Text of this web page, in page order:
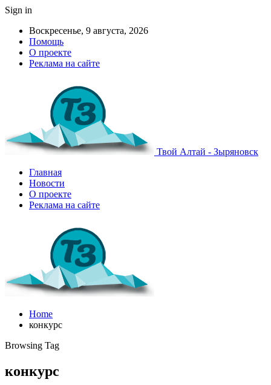
Sign in
Воскресенье, 9 августа, 2026
Помощь
О проекте
Реклама на сайте
Твой Алтай - Зыряновск
Главная
Новости
О проекте
Реклама на сайте
Home
конкурс
Browsing Tag
конкурс